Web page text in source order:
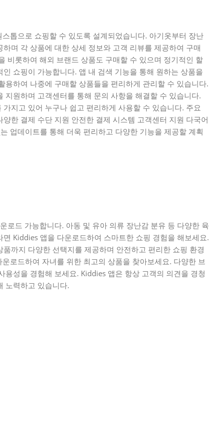
톱으로 쇼핑할 수 있도록 설계되었습니다. 아기옷부터 장난
며 각 상품에 대한 상세 정보와 고객 리뷰를 제공하여 구매
비롯하여 해외 브랜드 상품도 구매할 수 있으며 정기적인 할
쇼핑이 가능합니다. 앱 내 검색 기능을 통해 원하는 상품을
용하여 나중에 구매할 상품들을 편리하게 관리할 수 있습니다.
지원하며 고객센터를 통해 문의 사항을 해결할 수 있습니다.
지고 있어 누구나 쉽고 편리하게 사용할 수 있습니다. 주요
한 결제 수단 지원 안전한 결제 시스템 고객센터 지원 다국어
업데이트를 통해 더욱 편리하고 다양한 기능을 제공할 계획
로드 가능합니다. 아동 및 유아 의류 장난감 분유 등 다양한 육
Kiddies 앱을 다운로드하여 스마트한 쇼핑 경험을 해보세요.
까지 다양한 선택지를 제공하며 안전하고 편리한 쇼핑 환경
로드하여 자녀를 위한 최고의 상품을 찾아보세요. 다양한 브
용성을 경험해 보세요. Kiddies 앱은 항상 고객의 의견을 경청
노력하고 있습니다.